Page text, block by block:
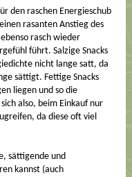
den raschen Energieschub
rasanten Anstieg des
rasch wieder
führt. Salzige Snacks
nicht lange satt, da
sättigt. Fettige Snacks
liegen und so die
also, beim Einkauf nur
da diese oft viel
sättigende und
kannst (auch